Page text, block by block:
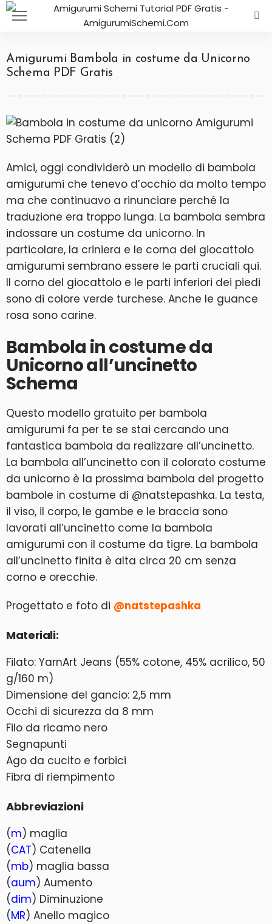
Amigurumi Bambola in costume da Unicorno
Schema PDF Gratis
Amici, oggi condividerò un modello di bambola
amigurumi che tenevo d’occhio da molto tempo
ma che continuavo a rinunciare perché la
traduzione era troppo lunga. La bambola sembra
indossare un costume da unicorno. In
particolare, la criniera e le corna del giocattolo
amigurumi sembrano essere le parti cruciali qui.
Il corno del giocattolo e le parti inferiori dei piedi
sono di colore verde turchese. Anche le guance
rosa sono carine.
Bambola in costume da
Unicorno all’uncinetto
Schema
Questo modello gratuito per bambola
amigurumi fa per te se stai cercando una
fantastica bambola da realizzare all’uncinetto.
La bambola all’uncinetto con il colorato costume
da unicorno è la prossima bambola del progetto
bambole in costume di @natstepashka. La testa,
il viso, il corpo, le gambe e le braccia sono
lavorati all’uncinetto come la bambola
amigurumi con il costume da tigre. La bambola
all’uncinetto finita è alta circa 20 cm senza
corno e orecchie.
Progettato e foto di @natstepashka
Materiali:
Filato: YarnArt Jeans (55% cotone, 45% acrilico, 50
g/160 m)
Dimensione del gancio: 2,5 mm
Occhi di sicurezza da 8 mm
Filo da ricamo nero
Segnapunti
Ago da cucito e forbici
Fibra di riempimento
Abbreviazioni
(m) maglia
(CAT) Catenella
(mb) maglia bassa
(aum) Aumento
(dim) Diminuzione
(MR) Anello magico